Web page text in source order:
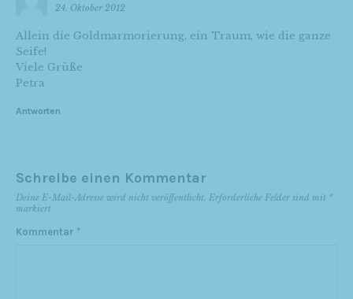
24. Oktober 2012
Allein die Goldmarmorierung, ein Traum, wie die ganze
Seife!
Viele Grüße
Petra
Antworten
Schreibe einen Kommentar
Deine E-Mail-Adresse wird nicht veröffentlicht. Erforderliche Felder sind mit *
markiert
Kommentar *